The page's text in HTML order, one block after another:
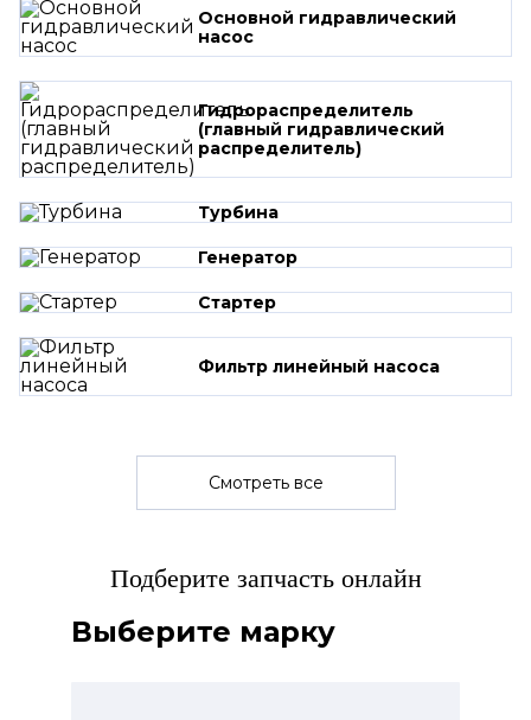
Основной гидравлический
насос
Гидрораспределитель
(главный гидравлический
распределитель)
Турбина
Генератор
Стартер
Фильтр линейный насоса
Смотреть все
Подберите запчасть онлайн
Выберите марку